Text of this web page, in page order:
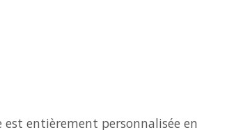
est entièrement personnalisée en